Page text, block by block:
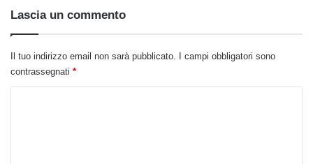
Lascia un commento
Il tuo indirizzo email non sarà pubblicato.
I campi obbligatori sono
contrassegnati *